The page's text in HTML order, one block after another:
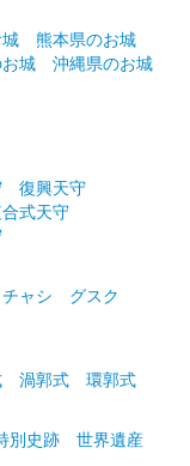
熊本県のお城
城 沖縄県のお城
復興天守
式天守
チャシ
グスク
渦郭式
環郭式
別史跡 世界遺産